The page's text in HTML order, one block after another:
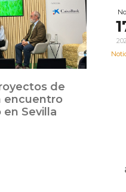
de
encuentro
Sevilla